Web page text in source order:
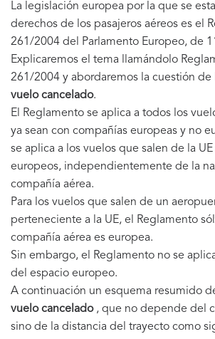
La legislación europea por la que se
derechos de los pasajeros aéreos es el
261/2004 del Parlamento Europeo, de
Explicaremos el tema llamándolo
261/2004 y abordaremos la cuestión de
vuelo cancelado.
El Reglamento se aplica a todos los
ya sean con compañías europeas y no
se aplica a los vuelos que salen de la
europeos, independientemente de la
compañía aérea.
Para los vuelos que salen de un
perteneciente a la UE, el Reglamento
compañía aérea es europea.
Sin embargo, el Reglamento no se
del espacio europeo.
A continuación un esquema resumido
vuelo cancelado , que no depende del
sino de la distancia del trayecto como